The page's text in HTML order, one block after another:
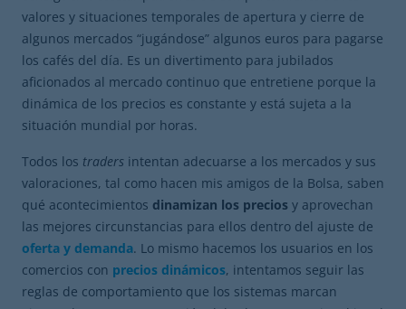
valores y situaciones temporales de apertura y cierre de
algunos mercados “jugándose” algunos euros para pagarse
los cafés del día. Es un divertimento para jubilados
aficionados al mercado continuo que entretiene porque la
dinámica de los precios es constante y está sujeta a la
situación mundial por horas.
Todos los traders intentan adecuarse a los mercados y sus
valoraciones, tal como hacen mis amigos de la Bolsa, saben
qué acontecimientos dinamizan los precios y aprovechan
las mejores circunstancias para ellos dentro del ajuste de
oferta y demanda. Lo mismo hacemos los usuarios en los
comercios con precios dinámicos, intentamos seguir las
reglas de comportamiento que los sistemas marcan